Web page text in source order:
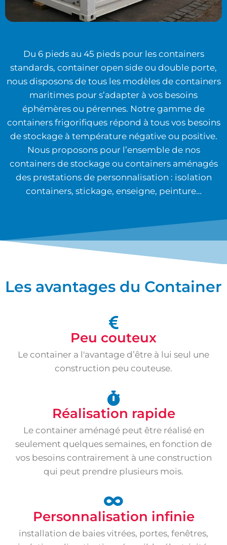
Du 6 pieds au 45 pieds pour les containers
standards, container open side ou double porte,
nous disposons de tous les modèles de containers
maritimes pour s’adapter à vos besoins
éphémères ou pérennes. Notre gamme de
containers frigorifiques répond à tous vos besoins
de stockage à température négative ou positive.
Nous proposons pour l’ensemble de nos
containers de stockage ou containers aménagés
des prestations de personnalisation : isolation
containers, stickage, enseigne, peinture…
Les avantages du Container
Peu couteux
Le container a l'avantage d’être à lui seul une
construction peu couteuse.
Réalisation rapide
Le container aménagé peut être réalisé en
seulement quelques semaines, en fonction de
vos besoins contrairement à une construction
qui peut prendre plusieurs mois.
Personnalisation infinie
installation de baies vitrées, portes, fenêtres,